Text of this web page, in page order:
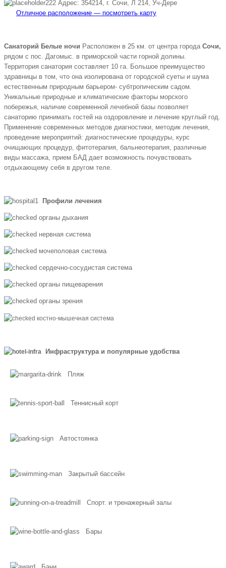
Адрес: 354214, г. Сочи, Л 214, Уч-Дере
Отличное расположение — посмотреть карту
Санаторий Белые ночи Расположен в 25 км. от центра города Сочи,
рядом с пос. Дагомыс. в приморской части горной долины.
Территория санатория составляет 10 га. Большое преимущество
здравницы в том, что она изолирована от городской суеты и шума
естественным природным барьером- субтропическим садом.
Уникальные природные и климатические факторы морского
побережья, наличие современной лечебной базы позволяет
санаторию принимать гостей на оздоровление и лечение круглый год.
Применение современных методов диагностики, методик лечения,
проведение мероприятий: диагностические процедуры, курс
очищающих процедур, фитотерапия, бальнеотерапия, различные
виды массажа, прием БАД дает возможность почувствовать
отдыхающему себя в другом теле.
Профили лечения
органы дыхания
нервная система
мочеполовая система
сердечно-сосудистая система
органы пищеварения
органы зрения
костно-мышечная система
Инфраструктура и популярные удобства
Пляж
Теннисный корт
Автостоянка
Закрытый бассейн
Спорт. и тренажерный залы
Бары